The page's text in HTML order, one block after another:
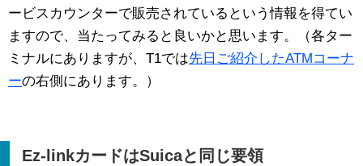
ービスカウンターで販売されているという情報を得てい
ますので、当たってみると良いかと思います。（各ター
ミナルにありますが、T1では先日ご紹介したATMコーナ
ーの右側にあります。）
Ez-linkカードはSuicaと同じ要領